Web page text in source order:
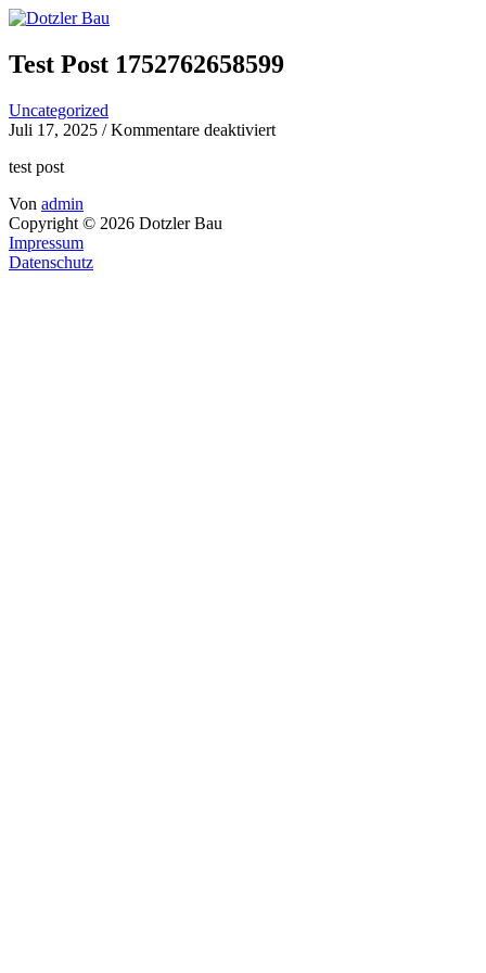
Zum
springen
Test Post 1752762658599
Uncategorized
Juli 17, 2025 / Kommentare deaktiviertfür
test post
Von admin
Copyright © 2026 Dotzler Bau
Impressum
Datenschutz